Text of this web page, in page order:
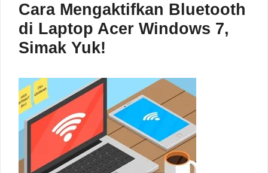
Cara Mengaktifkan Bluetooth
di Laptop Acer Windows 7,
Simak Yuk!